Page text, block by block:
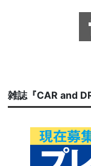
雑誌『CAR and